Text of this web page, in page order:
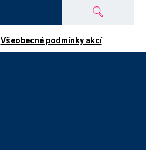
Všeobecné podmínky akcí.